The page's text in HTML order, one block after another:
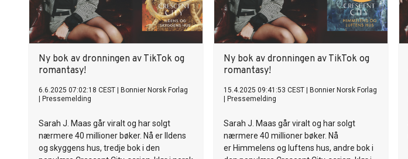
Ny bok av dronningen av TikTok og
romantasy!
6.6.2025 07:02:18 CEST
Bonnier Norsk Forlag
Pressemelding
Sarah J. Maas går viralt og har solgt
nærmere 40 millioner bøker. Nå er Ildens
og skyggens hus, tredje bok i den
Ny bok av dronningen av TikTok og
romantasy!
15.4.2025 09:41:53 CEST
Bonnier Norsk Forlag
Pressemelding
Sarah J. Maas går viralt og har solgt
nærmere 40 millioner bøker. Nå
er Himmelens og luftens hus, andre bok i